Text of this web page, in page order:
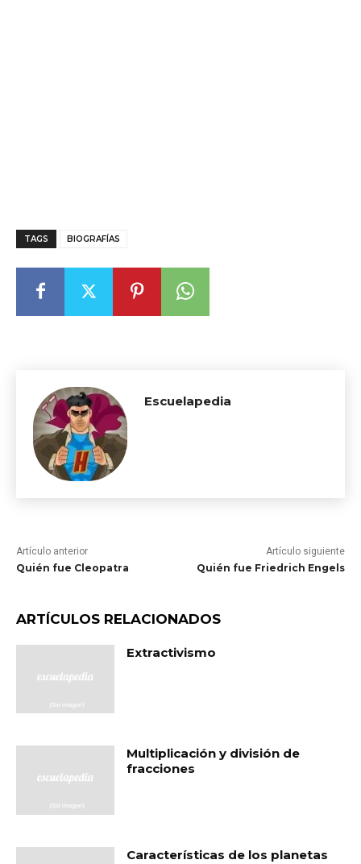
TAGS BIOGRAFÍAS
Escuelapedia
Artículo anterior
Quién fue Cleopatra
Artículo siguiente
Quién fue Friedrich Engels
ARTÍCULOS RELACIONADOS
Extractivismo
Multiplicación y división de
fracciones
Características de los planetas